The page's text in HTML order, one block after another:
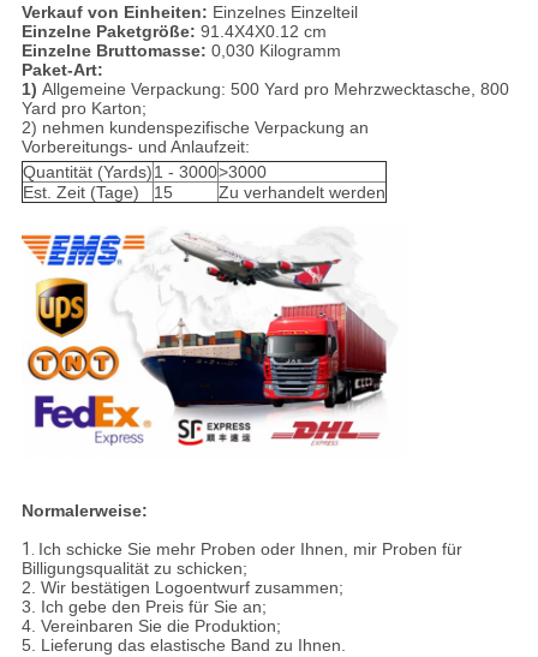
Verkauf von Einheiten: Einzelnes Einzelteil
Einzelne Paketgröße: 91.4X4X0.12 cm
Einzelne Bruttomasse: 0,030 Kilogramm
Paket-Art:
1) Allgemeine Verpackung: 500 Yard pro Mehrzwecktasche, 800
Yard pro Karton;
2) nehmen kundenspezifische Verpackung an
Vorbereitungs- und Anlaufzeit:
Quantität (Yards)1 - 3000>3000
Est. Zeit (Tage)
15 Zu verhandelt werden
Normalerweise:
1. Ich schicke Sie mehr Proben oder Ihnen, mir Proben für
Billigungsqualität zu schicken;
2. Wir bestätigen Logoentwurf zusammen;
3. Ich gebe den Preis für Sie an;
4. Vereinbaren Sie die Produktion;
5. Lieferung das elastische Band zu Ihnen.